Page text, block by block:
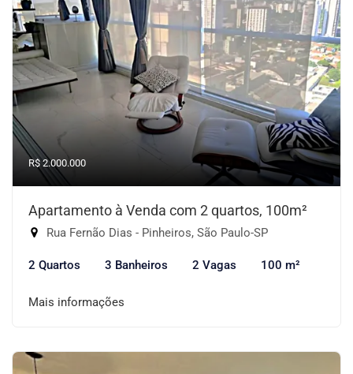
R$ 2.000.000
Apartamento à Venda com 2 quartos, 100m²
Rua Fernão Dias - Pinheiros, São Paulo-SP
2 Quartos 3 Banheiros 2 Vagas 100 m²
Mais informações